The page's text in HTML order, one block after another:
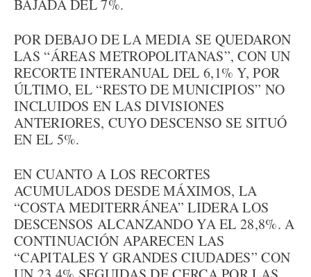
BAJADA DEL 7%.
POR DEBAJO DE LA MEDIA SE QUEDARON
LAS “ÁREAS METROPOLITANAS”, CON UN
RECORTE INTERANUAL DEL 6,1% Y, POR
ÚLTIMO, EL “RESTO DE MUNICIPIOS” NO
INCLUIDOS EN LAS DIVISIONES
ANTERIORES, CUYO DESCENSO SE SITUÓ
EN EL 5%.
EN CUANTO A LOS RECORTES
ACUMULADOS DESDE MÁXIMOS, LA
“COSTA MEDITERRÁNEA” LIDERA LOS
DESCENSOS ALCANZANDO YA EL 28,8%. A
CONTINUACIÓN APARECEN LAS
“CAPITALES Y GRANDES CIUDADES” CON